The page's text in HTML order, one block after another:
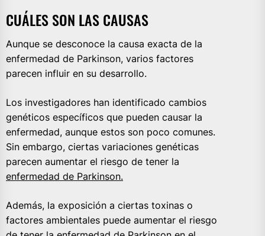
CUÁLES SON LAS CAUSAS
Aunque se desconoce la causa exacta de la
enfermedad de Parkinson, varios factores
parecen influir en su desarrollo.
Los investigadores han identificado cambios
genéticos específicos que pueden causar la
enfermedad, aunque estos son poco comunes.
Sin embargo, ciertas variaciones genéticas
parecen aumentar el riesgo de tener la
enfermedad de Parkinson.
Además, la exposición a ciertas toxinas o
factores ambientales puede aumentar el riesgo